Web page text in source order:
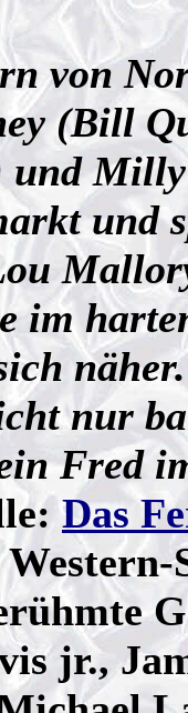
von
(Bill
und
und
im
nur
Fred
Das
jr.,